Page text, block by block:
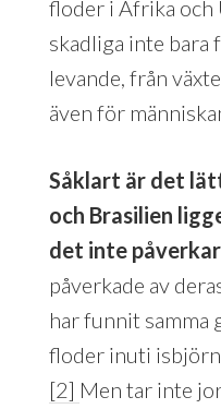
floder i Afrika och
skadliga inte
levande, från
även för
Såklart är det l
och Brasilien
det inte på
påverkade av
har funnit samma
floder inuti
[2] Men tar inte